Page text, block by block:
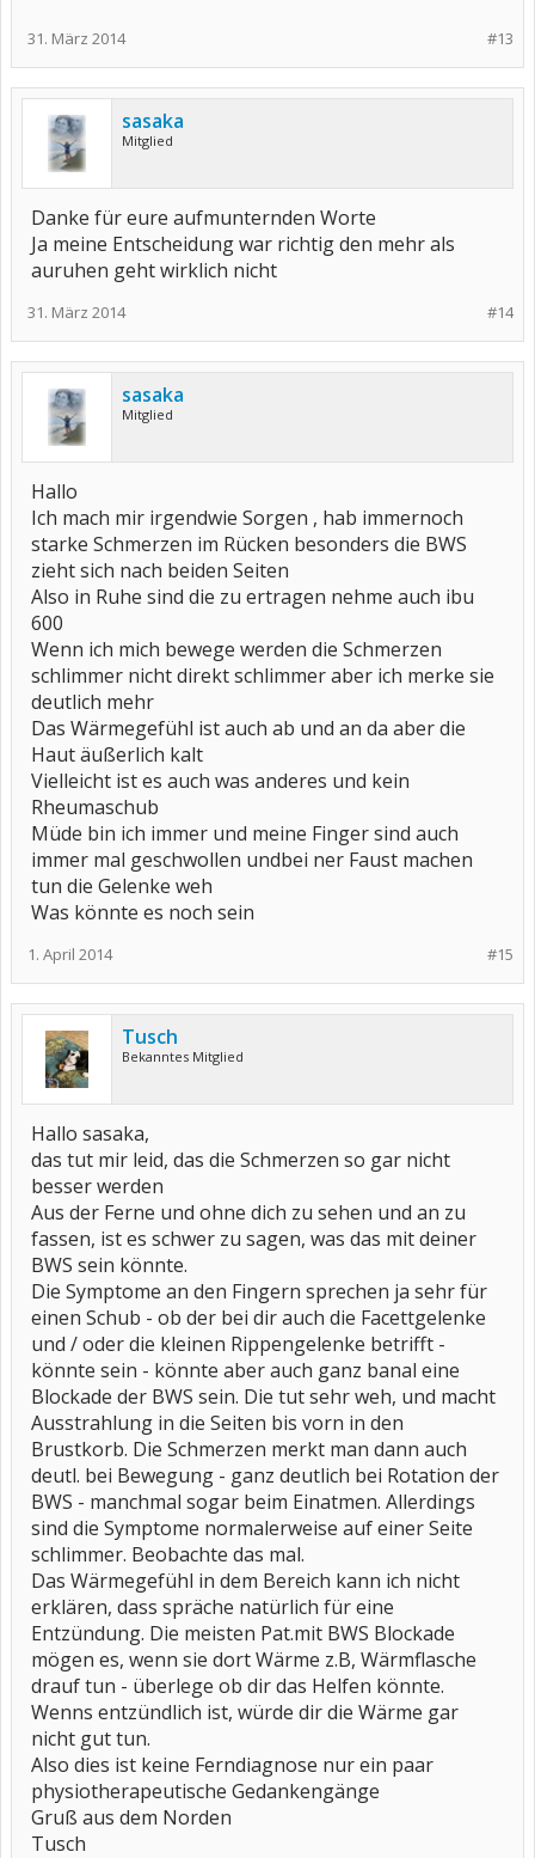
#13
31. März 2014
sasaka
Mitglied
Danke für eure aufmunternden Worte
Ja meine Entscheidung war richtig den mehr als
auruhen geht wirklich nicht
#14
31. März 2014
sasaka
Mitglied
Hallo
Ich mach mir irgendwie Sorgen , hab immernoch
starke Schmerzen im Rücken besonders die BWS
zieht sich nach beiden Seiten
Also in Ruhe sind die zu ertragen nehme auch ibu
600
Wenn ich mich bewege werden die Schmerzen
schlimmer nicht direkt schlimmer aber ich merke sie
deutlich mehr
Das Wärmegefühl ist auch ab und an da aber die
Haut äußerlich kalt
Vielleicht ist es auch was anderes und kein
Rheumaschub
Müde bin ich immer und meine Finger sind auch
immer mal geschwollen undbei ner Faust machen
tun die Gelenke weh
Was könnte es noch sein
#15
1. April 2014
Tusch
Bekanntes Mitglied
Hallo sasaka,
das tut mir leid, das die Schmerzen so gar nicht
besser werden
Aus der Ferne und ohne dich zu sehen und an zu
fassen, ist es schwer zu sagen, was das mit deiner
BWS sein könnte.
Die Symptome an den Fingern sprechen ja sehr für
einen Schub - ob der bei dir auch die Facettgelenke
und / oder die kleinen Rippengelenke betrifft -
könnte sein - könnte aber auch ganz banal eine
Blockade der BWS sein. Die tut sehr weh, und macht
Ausstrahlung in die Seiten bis vorn in den
Brustkorb. Die Schmerzen merkt man dann auch
deutl. bei Bewegung - ganz deutlich bei Rotation der
BWS - manchmal sogar beim Einatmen. Allerdings
sind die Symptome normalerweise auf einer Seite
schlimmer. Beobachte das mal.
Das Wärmegefühl in dem Bereich kann ich nicht
erklären, dass spräche natürlich für eine
Entzündung. Die meisten Pat.mit BWS Blockade
mögen es, wenn sie dort Wärme z.B, Wärmflasche
drauf tun - überlege ob dir das Helfen könnte.
Wenns entzündlich ist, würde dir die Wärme gar
nicht gut tun.
Also dies ist keine Ferndiagnose nur ein paar
physiotherapeutische Gedankengänge
Gruß aus dem Norden
Tusch